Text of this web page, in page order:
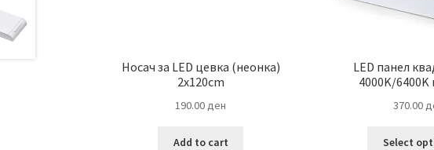
Носач за LED цевка (неонка)
2х120cm
190.00ден
Add to cart
LED панел
4000K/6400K
370.00
Select